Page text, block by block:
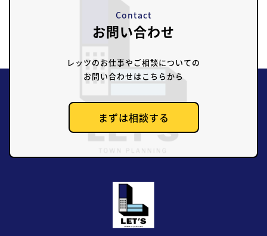
Contact
お問い合わせ
レッツのお仕事やご相談についての
お問い合わせはこちらから
まずは相談する